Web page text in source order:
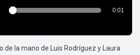
de la mano de Luis Rodríguez y Laura